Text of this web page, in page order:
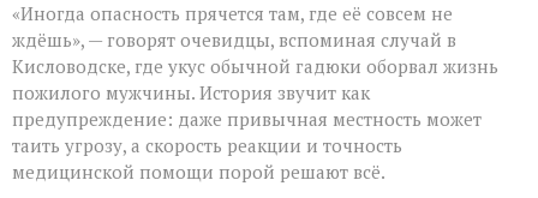
укус:
как
обычная
прогулка
обернулась
трагедией»
«Иногда опасность прячется там, где её совсем не
ждёшь», — говорят очевидцы, вспоминая случай в
Кисловодске, где укус обычной гадюки оборвал жизнь
пожилого мужчины. История звучит как
предупреждение: даже привычная местность может
таить угрозу, а скорость реакции и точность
медицинской помощи порой решают всё.